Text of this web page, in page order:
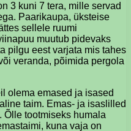
3 kuni 7 tera, mille servad
Paarikaupa, üksteise
sellele ruumi
muutub pidevaks
pilgu eest varjata mis tahes
veranda, põimida pergola
olema emased ja isased
taim. Emas- ja isaslilled
Õlle tootmiseks humala
kuna vaja on